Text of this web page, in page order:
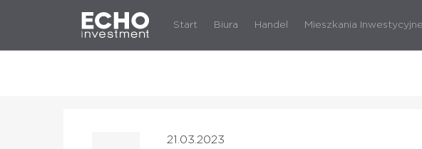
Start Biura Handel Mieszkania Inwestycyjne
21.03.2023